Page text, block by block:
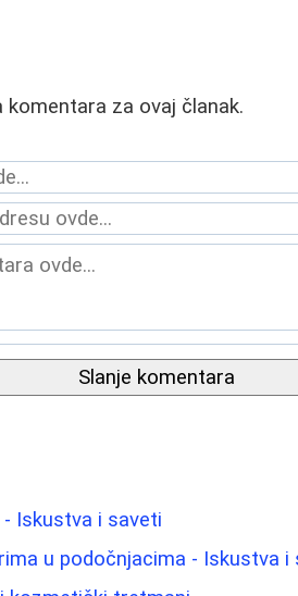
komentara za ovaj članak.
Slanje komentara
Iskustva i saveti
u podočnjacima - Iskustva i